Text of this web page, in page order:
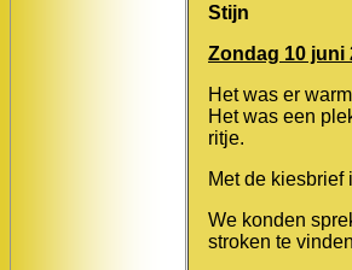
Stijn
Zondag 10 juni
Het was er
Het was een
ritje.
Met de kiesbrief
We konden
stroken te